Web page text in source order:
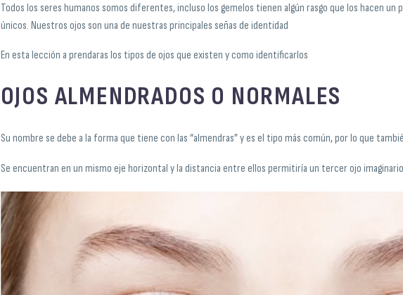
Todos los seres humanos somos diferentes, incluso los gemelos tienen algún rasgo que los hacen
únicos. Nuestros ojos son una de nuestras principales señas de identidad
En esta lección a prendaras los tipos de ojos que existen y como identificarlos
OJOS ALMENDRADOS O NORMALES
Su nombre se debe a la forma que tiene con las “almendras” y es el tipo más común, por lo que
Se encuentran en un mismo eje horizontal y la distancia entre ellos permitiría un tercer ojo